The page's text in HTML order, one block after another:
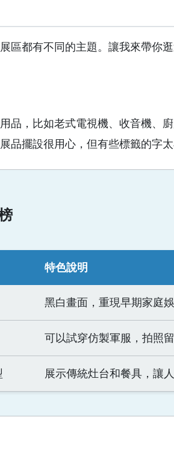
區都有不同的主題。讓我來帶你逛
品，比如老式電視機、收音機、
品擺設很用心，但有些標籤的字
特色說明
黑白畫面，重現早期家庭
可以試穿仿製軍服，拍照
展示傳統灶台和餐具，讓